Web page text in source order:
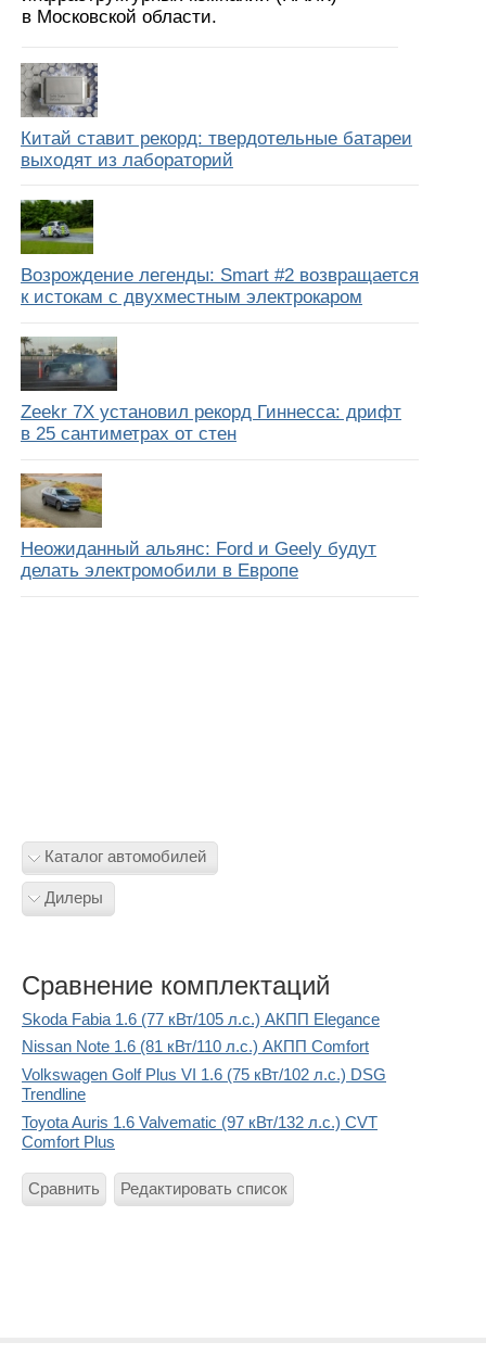
в Московской области.
Китай ставит рекорд: твердотельные батареи
выходят из лабораторий
Возрождение легенды: Smart #2 возвращается
к истокам с двухместным электрокаром
Zeekr 7X установил рекорд Гиннесса: дрифт
в 25 сантиметрах от стен
Неожиданный альянс: Ford и Geely будут
делать электромобили в Европе
Каталог автомобилей
Дилеры
Сравнение комплектаций
Skoda Fabia 1.6 (77 кВт/105 л.с.) АКПП Elegance
Nissan Note 1.6 (81 кВт/110 л.с.) АКПП Comfort
Volkswagen Golf Plus VI 1.6 (75 кВт/102 л.с.) DSG
Trendline
Toyota Auris 1.6 Valvematic (97 кВт/132 л.с.) CVT
Comfort Plus
Сравнить Редактировать список